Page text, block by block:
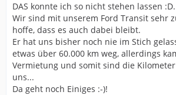
DAS konnte ich so nicht stehen lassen :D.
Wir sind mit unserem Ford Transit sehr
hoffe, dass es auch dabei bleibt.
Er hat uns bisher noch nie im Stich
etwas über 60.000 km weg, allerdings
Vermietung und somit sind die
uns...
Da geht noch Einiges :-)!